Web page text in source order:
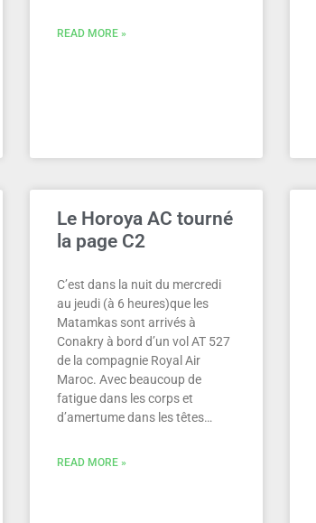
READ MORE »
Le Horoya AC tourné
la page C2
C’est dans la nuit du mercredi
au jeudi (à 6 heures)que les
Matamkas sont arrivés à
Conakry à bord d’un vol AT 527
de la compagnie Royal Air
Maroc. Avec beaucoup de
fatigue dans les corps et
d’amertume dans les têtes…
READ MORE »